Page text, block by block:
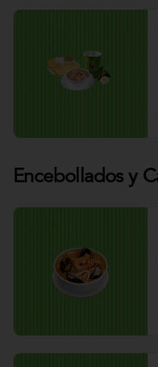
Encebollados y